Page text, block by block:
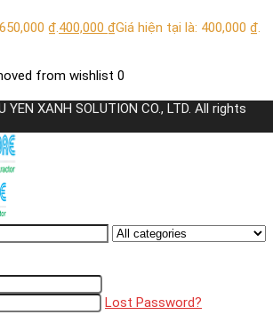
₫.400,000 ₫Giá hiện tại là: 400,000 ₫.
from wishlist 0
XANH SOLUTION CO., LTD. All rights
Lost Password?